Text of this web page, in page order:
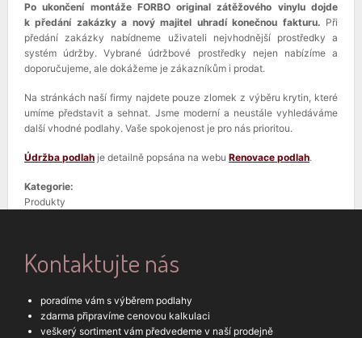
Po ukončení montáže FORBO original zátěžového vinylu dojde
k předání zakázky a nový majitel uhradí konečnou fakturu. Při
předání zakázky nabídneme uživateli nejvhodnější prostředky a
systém údržby. Vybrané údržbové prostředky nejen nabízíme a
doporučujeme, ale dokážeme je zákazníkům i prodat.
Na stránkách naší firmy najdete pouze zlomek z výběru krytin, které
umíme představit a sehnat. Jsme moderní a neustále vyhledáváme
další vhodné podlahy. Vaše spokojenost je pro nás prioritou.
Údržba podlah je detailně popsána na webu Renovace podlah.
Kategorie:
Produkty
Kontaktujte nás
poradíme vám s výběrem podlahy
zdarma připravíme cenovou kalkulaci
veškerý sortiment vám předvedeme v naší prodejně